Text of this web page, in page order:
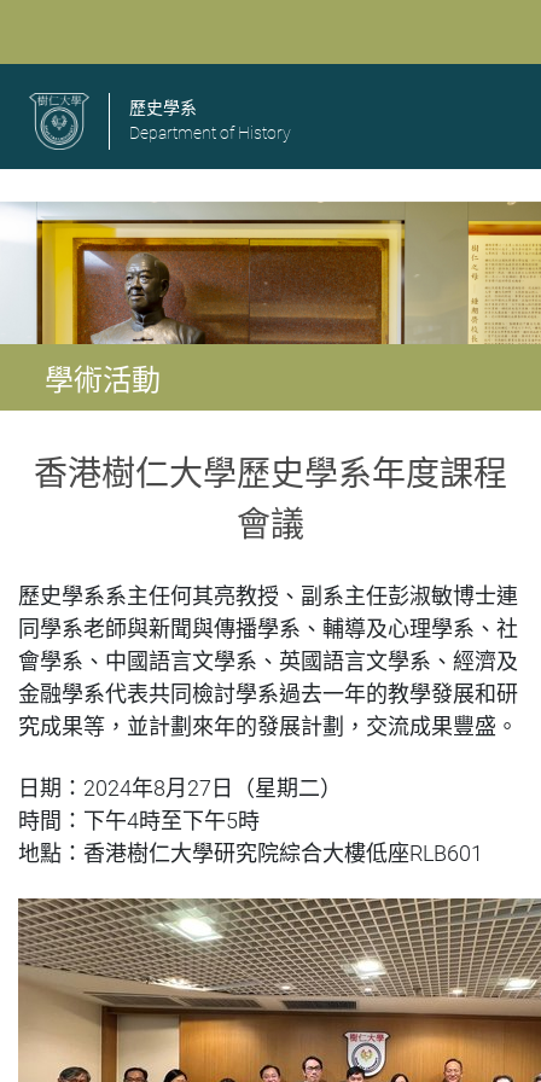
歷史學系
Department of History
學術活動
香港樹仁大學歷史學系年度課程
會議
歷史學系系主任何其亮教授、副系主任彭淑敏博士連
同學系老師與新聞與傳播學系、輔導及心理學系、社
會學系、中國語言文學系、英國語言文學系、經濟及
金融學系代表共同檢討學系過去一年的教學發展和研
究成果等，並計劃來年的發展計劃，交流成果豐盛。
日期：2024年8月27日（星期二）
時間：下午4時至下午5時
地點：香港樹仁大學研究院綜合大樓低座RLB601